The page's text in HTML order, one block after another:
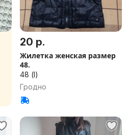
20 р.
Жилетка женская размер
48.
48 (l)
Гродно